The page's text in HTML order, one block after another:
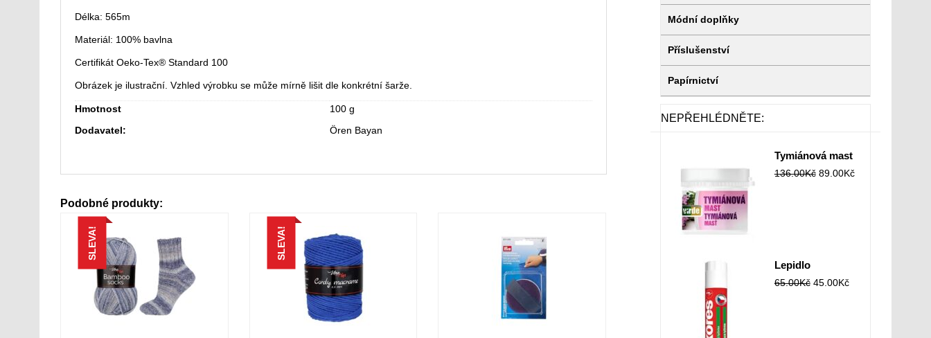
Délka: 565m
Materiál: 100% bavlna
Certifikát Oeko-Tex® Standard 100
Obrázek je ilustrační. Vzhled výrobku se může mírně lišit dle konkrétní šarže.
Hmotnost
100 g
Dodavatel:
Ören Bayan
Podobné produkty:
SLEVA! SLEVA!
Módní doplňky
Příslušenství
Papírnictví
NEPŘEHLÉDNĚTE:
Tymiánová mast
136.00Kč 89.00Kč
Lepidlo
65.00Kč 45.00Kč